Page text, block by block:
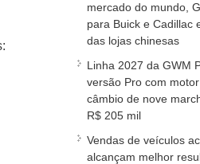
mercado do mundo,
para Buick e Cadillac
das lojas chinesas
Linha 2027 da GWM
versão Pro com
câmbio de nove
R$ 205 mil
Vendas de veículos
alcançam melhor